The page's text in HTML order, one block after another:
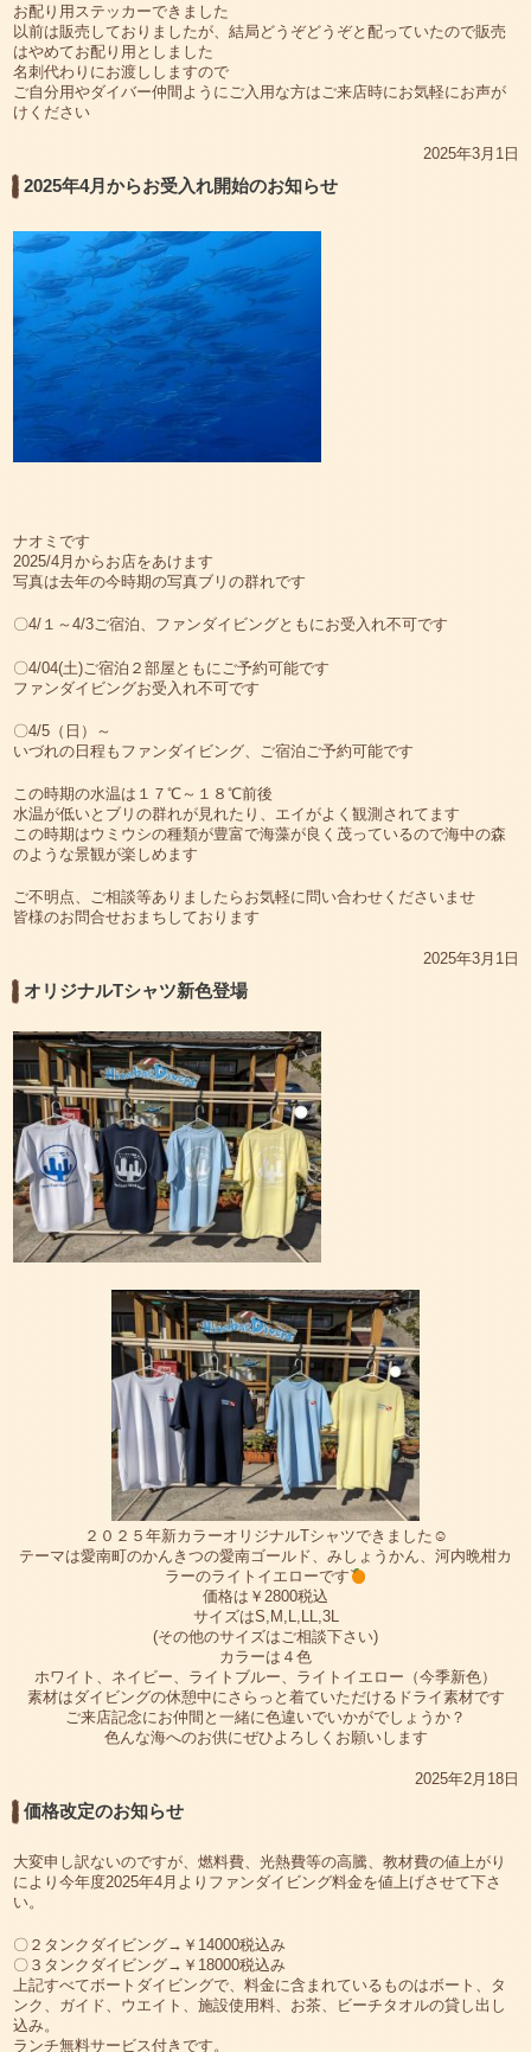
お配り用ステッカーできました
以前は販売しておりましたが、結局どうぞどうぞと配っていたので販売
はやめてお配り用としました
名刺代わりにお渡ししますので
ご自分用やダイバー仲間ようにご入用な方はご来店時にお気軽にお声が
けください
2025年3月1日
2025年4月からお受入れ開始のお知らせ
ナオミです
2025/4月からお店をあけます
写真は去年の今時期の写真ブリの群れです
〇4/１～4/3ご宿泊、ファンダイビングともにお受入れ不可です
〇4/04(土)ご宿泊２部屋ともにご予約可能です
ファンダイビングお受入れ不可です
〇4/5（日）～
いづれの日程もファンダイビング、ご宿泊ご予約可能です
この時期の水温は１７℃～１８℃前後
水温が低いとブリの群れが見れたり、エイがよく観測されてます
この時期はウミウシの種類が豊富で海藻が良く茂っているので海中の森
のような景観が楽しめます
ご不明点、ご相談等ありましたらお気軽に問い合わせくださいませ
皆様のお問合せおまちしております
2025年3月1日
オリジナルTシャツ新色登場
２０２５年新カラーオリジナルTシャツできました☺
テーマは愛南町のかんきつの愛南ゴールド、みしょうかん、河内晩柑カ
ラーのライトイエローです
価格は￥2800税込
サイズはS,M,L,LL,3L
(その他のサイズはご相談下さい)
カラーは４色
ホワイト、ネイビー、ライトブルー、ライトイエロー（今季新色）
素材はダイビングの休憩中にさらっと着ていただけるドライ素材です
ご来店記念にお仲間と一緒に色違いでいかがでしょうか？
色んな海へのお供にぜひよろしくお願いします
2025年2月18日
価格改定のお知らせ
大変申し訳ないのですが、燃料費、光熱費等の高騰、教材費の値上がり
により今年度2025年4月よりファンダイビング料金を値上げさせて下さ
い。
〇２タンクダイビング→￥14000税込み
〇３タンクダイビング→￥18000税込み
上記すべてボートダイビングで、料金に含まれているものはボート、タ
ンク、ガイド、ウエイト、施設使用料、お茶、ビーチタオルの貸し出し
込み。
ランチ無料サービス付きです。